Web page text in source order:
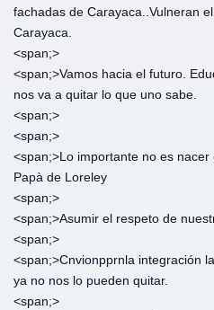
fachadas de Carayaca..Vulneran
Carayaca.
<span;>‎
<span;>‎Vamos hacia el futuro.
nos va a quitar lo que uno sabe.
<span;>‎
<span;>‎
<span;>‎Lo importante no es nacer
Papà de Loreley
<span;>‎
<span;>‎Asumir el respeto de
<span;>‎
<span;>‎Cnvionpprnla integración
ya no nos lo pueden quitar.
<span;>‎